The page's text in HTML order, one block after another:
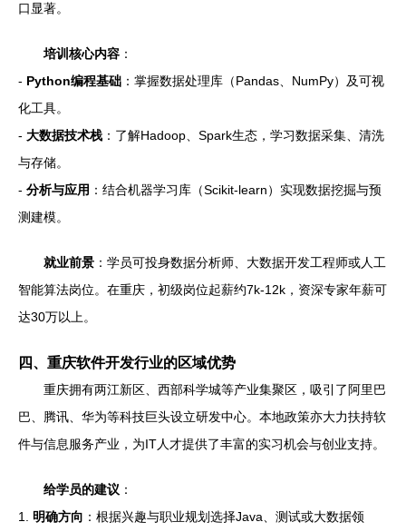
口显著。
培训核心内容 ：
- Python编程基础 ：掌握数据处理库（Pandas、NumPy）及可视
化工具。
- 大数据技术栈 ：了解Hadoop、Spark生态，学习数据采集、清洗
与存储。
- 分析与应用 ：结合机器学习库（Scikit-learn）实现数据挖掘与预
测建模。
就业前景 ：学员可投身数据分析师、大数据开发工程师或人工
智能算法岗位。在重庆，初级岗位起薪约7k-12k，资深专家年薪可
达30万以上。
四、重庆软件开发行业的区域优势
重庆拥有两江新区、西部科学城等产业集聚区，吸引了阿里巴
巴、腾讯、华为等科技巨头设立研发中心。本地政策亦大力扶持软
件与信息服务产业，为IT人才提供了丰富的实习机会与创业支持。
给学员的建议 ：
1. 明确方向 ：根据兴趣与职业规划选择Java、测试或大数据领